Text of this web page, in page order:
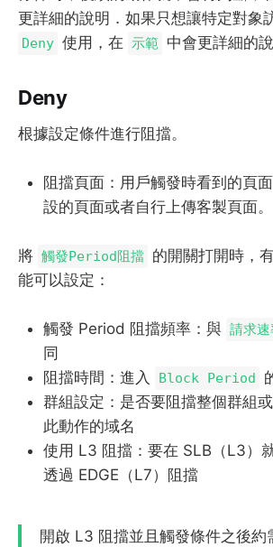
更詳細的說明．如果只想讓特定對象
Deny 使用，在 示範 中會更詳細的說
Deny
根據設定條件進行阻擋。
阻擋頁面：用戶觸發時看到的頁
設的頁面或者自行上傳客製頁面。
將 觸發Period阻擋 的開關打開時，
能可以設定：
觸發 Period 阻擋頻率：與 請求速
同
阻擋時間：進入
Block Period
群組設定：是否要阻擋整個群組
此動作的域名
使用 L3 阻擋：要在 SLB（L3）
透過 EDGE（L7）阻擋
開啟 L3 阻擋並且觸發條件之後約